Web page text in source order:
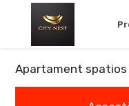
Apartament spatios